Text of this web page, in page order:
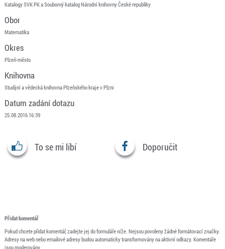
Katalogy SVK PK a Souborný katalog Národní knihovny České republiky
Obor
Matematika
Okres
Plzeň-město
Knihovna
Studijní a vědecká knihovna Plzeňského kraje v Plzni
Datum zadání dotazu
25.08.2016 16:39
To se mi líbí Doporučit
Přidat komentář
Pokud chcete přidat komentář, zadejte jej do formuláře níže. Nejsou povoleny žádné formátovací značky.
Adresy na web nebo emailové adresy budou automaticky transformovány na aktivní odkazy. Komentáře
jsou moderovány.